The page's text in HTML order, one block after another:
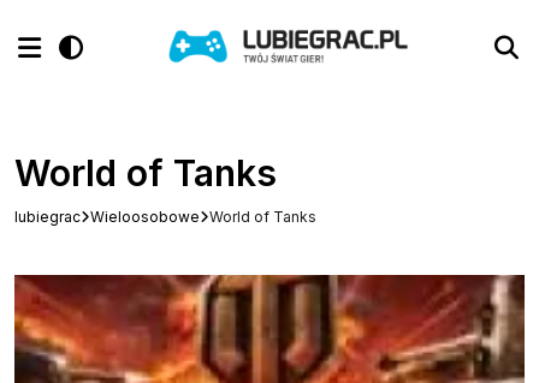
World of Tanks
lubiegrac Wieloosobowe World of Tanks